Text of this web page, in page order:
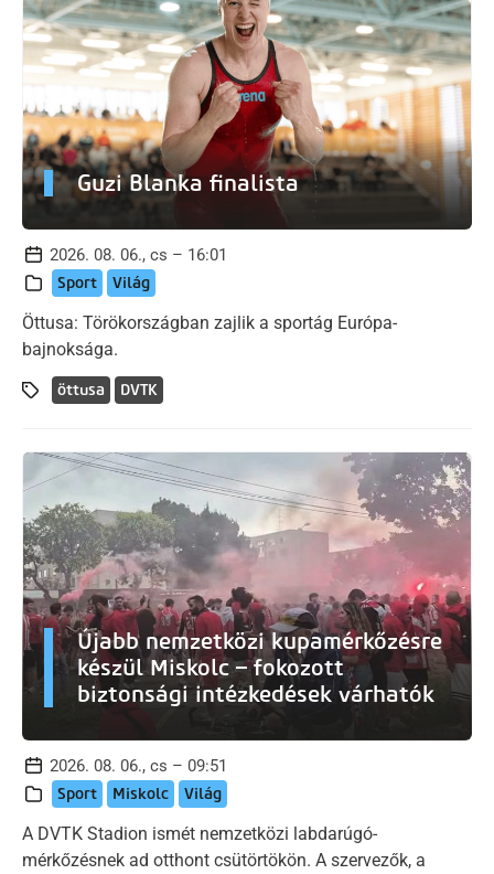
Guzi Blanka finalista
2026. 08. 06., cs – 16:01
Sport Világ
Öttusa: Törökországban zajlik a sportág Európa-
bajnoksága.
öttusa DVTK
Újabb nemzetközi kupamérkőzésre
készül Miskolc – fokozott
biztonsági intézkedések várhatók
2026. 08. 06., cs – 09:51
Sport Miskolc Világ
A DVTK Stadion ismét nemzetközi labdarúgó-
mérkőzésnek ad otthont csütörtökön. A szervezők, a